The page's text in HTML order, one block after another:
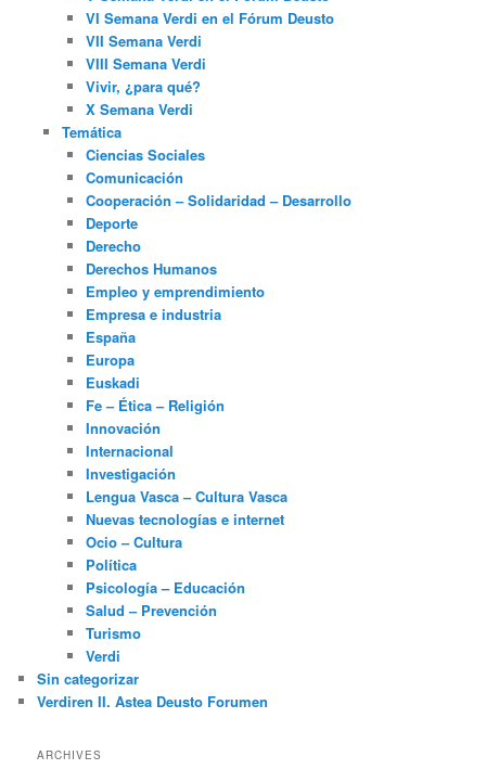
VI Semana Verdi en el Fórum Deusto
VII Semana Verdi
VIII Semana Verdi
Vivir, ¿para qué?
X Semana Verdi
Temática
Ciencias Sociales
Comunicación
Cooperación – Solidaridad – Desarrollo
Deporte
Derecho
Derechos Humanos
Empleo y emprendimiento
Empresa e industria
España
Europa
Euskadi
Fe – Ética – Religión
Innovación
Internacional
Investigación
Lengua Vasca – Cultura Vasca
Nuevas tecnologías e internet
Ocio – Cultura
Política
Psicología – Educación
Salud – Prevención
Turismo
Verdi
Sin categorizar
Verdiren II. Astea Deusto Forumen
ARCHIVES